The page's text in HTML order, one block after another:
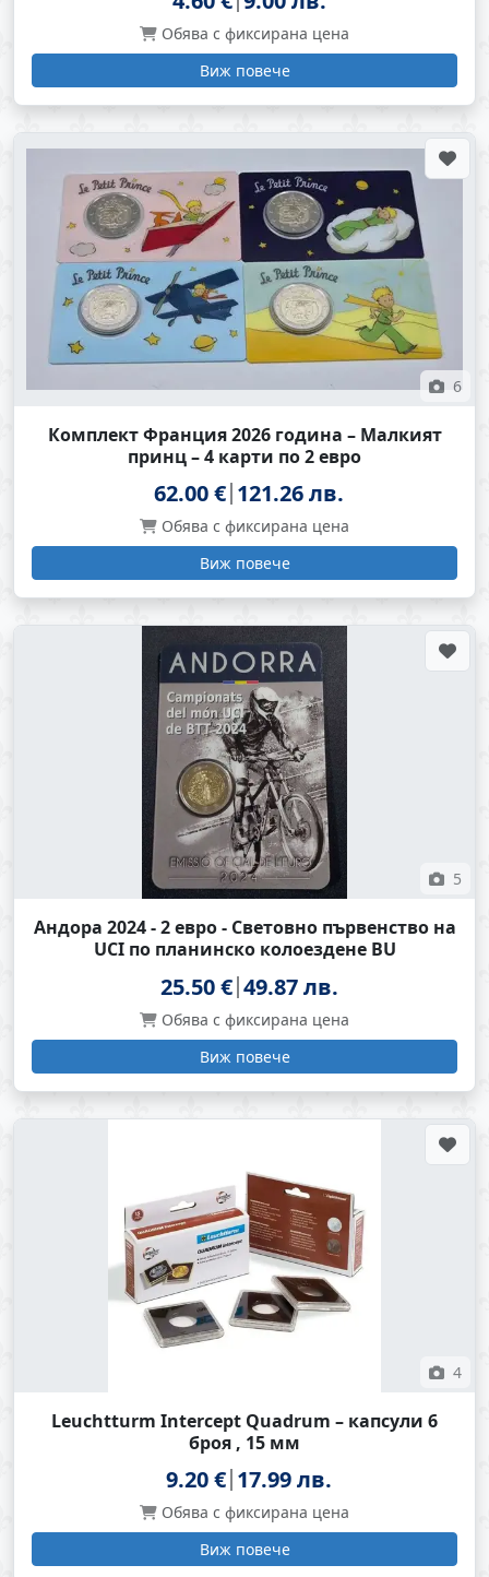
Обява с фиксирана цена
Виж повече
6
Комплект Франция 2026 година – Малкият
принц – 4 карти по 2 евро
62.00 € 121.26 лв.
Обява с фиксирана цена
Виж повече
5
Андора 2024 - 2 евро - Световно първенство на
UCI по планинско колоездене BU
25.50 € 49.87 лв.
Обява с фиксирана цена
Виж повече
4
Leuchtturm Intercept Quadrum – капсули 6
броя , 15 мм
9.20 € 17.99 лв.
Обява с фиксирана цена
Виж повече